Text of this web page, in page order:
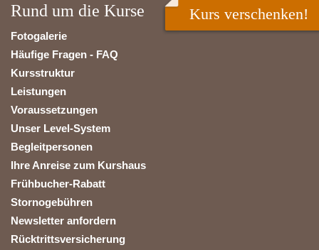
Rund um die Kurse
Fotogalerie
Häufige Fragen - FAQ
Kursstruktur
Leistungen
Voraussetzungen
Unser Level-System
Begleitpersonen
Ihre Anreise zum Kurshaus
Frühbucher-Rabatt
Stornogebühren
Newsletter anfordern
Rücktrittsversicherung
Kurs verschenken!